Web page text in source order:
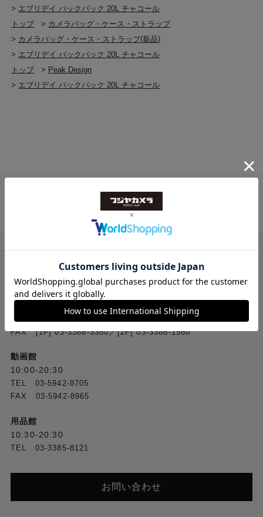
> エブリデイ バックパック 20L チャコール
トップ
> カメラバッグ・ケース・ストラップ
> カメラバッグ・ケース・ストラップ(新品)
> エブリデイ バックパック 20L チャコール
トップ
> Peak Design
> エブリデイ バックパック 20L チャコール
ご注文合計２万円（税込） 以上 から
お問い合わせ
フジヤカメラ本店
TEL [1F] 03-5318-2241／[2F] 03-5318-2222
FAX [1F] 03-3388-3380／[2F] 03-3388-1560
動画館
10:00-20:30
TEL 03-5942-8705
FAX 03-5942-8965
用品館
10:30-20:30
TEL 03-3385-8121
お問い合わせ